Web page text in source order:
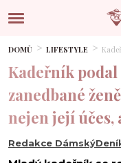
DOMŮ LIFESTYLE
Kadeřník
zanedbané
nejen její účes,
Redakce